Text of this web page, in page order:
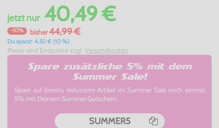
jetztnur40,49 €
-10% bisher44,99 €
Du sparst: 4,50 € (10 %)
Preise sind Endpreise zzgl. Versandkosten
Spare zusätzliche 5% mit dem
Summer Sale!
Spare auf bereits reduzierte Artikel im Summer Sale noch einmal
5% mit Deinem Summer Gutschein:
SUMMER5